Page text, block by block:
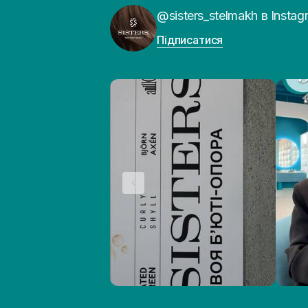
@sisters_stelmakh в
Підписатися